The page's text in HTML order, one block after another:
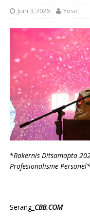
Juni 3, 2026 Yoso
*Rakernis Ditsamapta
Profesionalisme Personel*
Serang_ CBB.COM